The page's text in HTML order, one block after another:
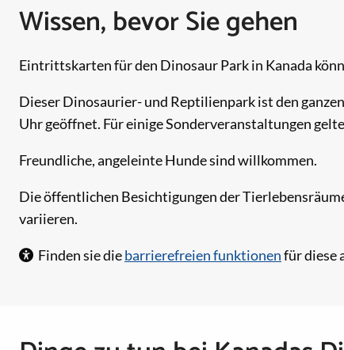
Wissen, bevor Sie gehen
Eintrittskarten für den Dinosaur Park in Kanada
Dieser Dinosaurier- und Reptilienpark ist den
Uhr geöffnet. Für einige Sonderveranstaltungen
Freundliche, angeleinte Hunde sind willkommen.
Die öffentlichen Besichtigungen der
variieren.
Finden sie diebarrierefreien funktionenfür diese